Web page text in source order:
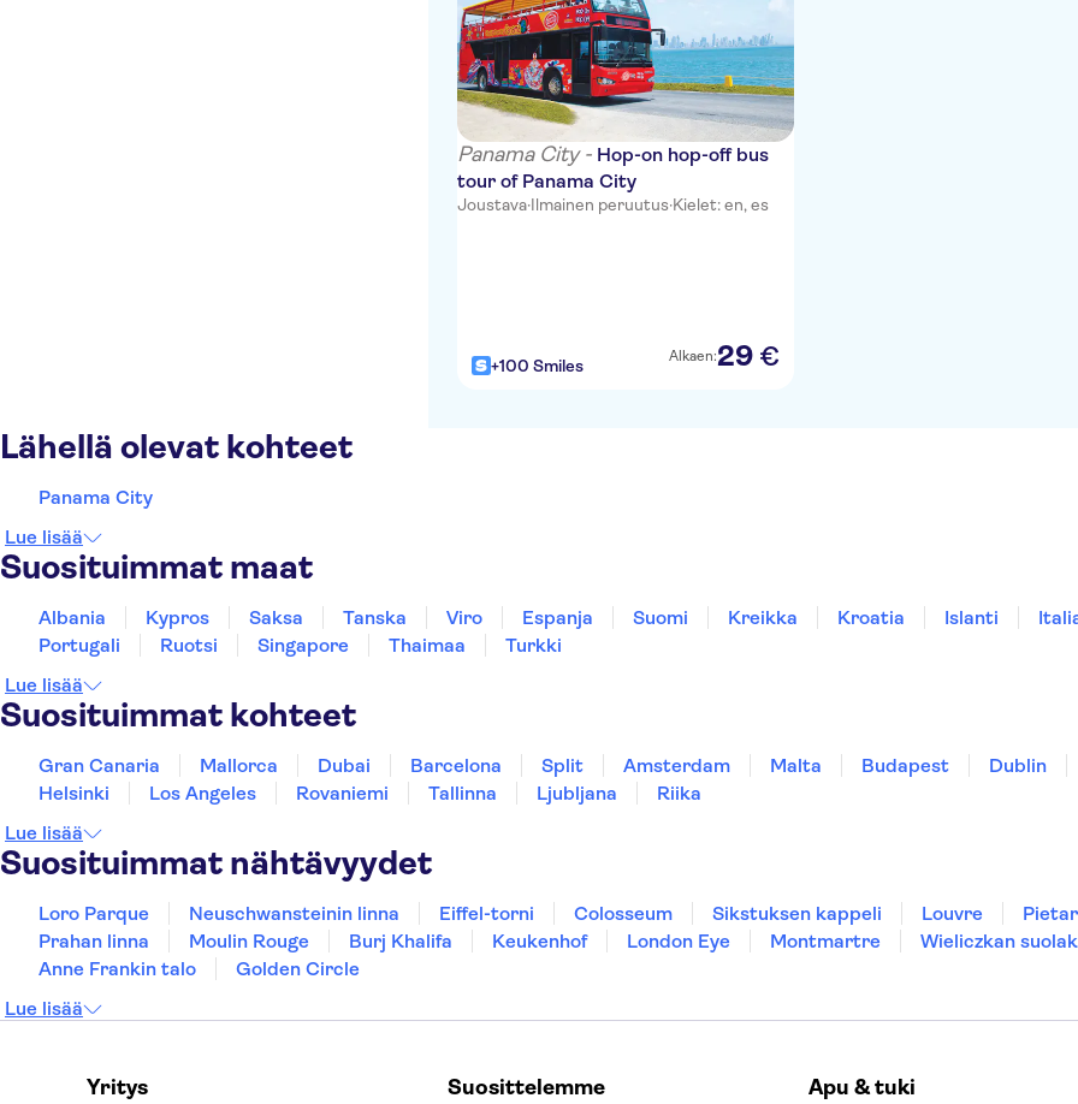
Panama City - Hop-on hop-off bus
tour of Panama City
Joustava·Ilmainen peruutus·Kielet: en, es
+100 Smiles Alkaen:29 €
Lähellä olevat kohteet
Panama City
Lue lisää
Suosituimmat maat
Albania Kypros Saksa Tanska Viro Espanja Suomi Kreikka Kroatia Islanti
Portugali
Ruotsi Singapore Thaimaa
Turkki
Lue lisää
Suosituimmat kohteet
Gran Canaria Mallorca Dubai Barcelona Split Amsterdam Malta Budapest
Dublin
Helsinki
Los Angeles Rovaniemi Tallinna Ljubljana
Riika
Lue lisää
Suosituimmat nähtävyydet
Loro Parque Neuschwansteinin linna Eiffel-torni Colosseum Sikstuksen kappeli Louvre
Prahan linna
Moulin Rouge Burj Khalifa Keukenhof London Eye Montmartre
Wieliczkan
Anne Frankin talo
Golden Circle
Lue lisää
Yritys Suosittelemme Apu & tuki